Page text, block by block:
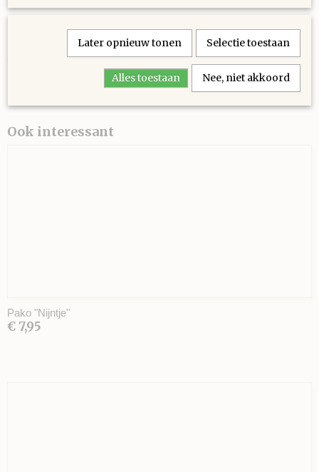
Ook interessant
Pako "Nijntje"
€ 7,95
Later opnieuw tonen Selectie toestaan
Alles toestaan Nee, niet akkoord